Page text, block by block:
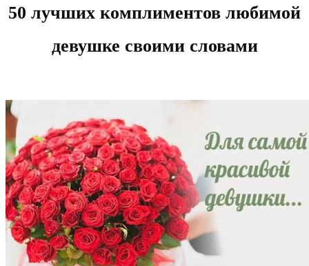
50 лучших комплиментов любимой
девушке своими словами